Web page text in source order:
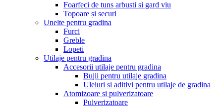
Foarfeci de tuns arbusti si gard viu
Topoare și securi
Unelte pentru gradina
Furci
Greble
Lopeti
Utilaje pentru gradina
Accesorii utilaje pentru gradina
Bujii pentru utilaje gradina
Uleiuri si aditivi pentru utilaje de gradina
Atomizoare si pulverizatoare
Pulverizatoare